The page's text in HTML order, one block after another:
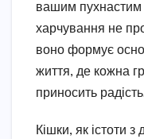
вашим
харчування не
воно формує
життя, де кожна
приносить радість.
Кішки, як істоти